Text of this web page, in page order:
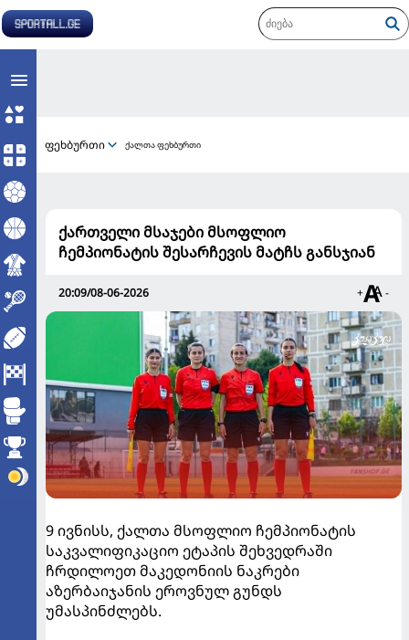
ფეხბურთი ქალთა ფეხბურთი
ქართველი მსაჯები მსოფლიო
ჩემპიონატის შესარჩევის მატჩს განსჯიან
20:09/08-06-2026 + -
9 ივნისს, ქალთა მსოფლიო ჩემპიონატის
საკვალიფიკაციო ეტაპის შეხვედრაში
ჩრდილოეთ მაკედონიის ნაკრები
აზერბაიჯანის ეროვნულ გუნდს
უმასპინძლებს.